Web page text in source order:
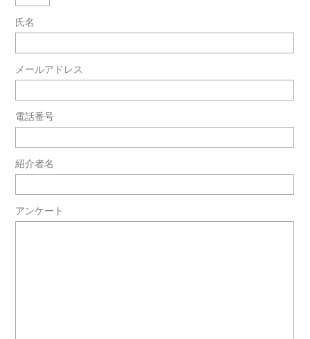
氏名
メールアドレス
電話番号
紹介者名
アンケート